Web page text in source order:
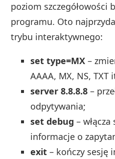
poziom szczegółowości
programu. Oto
trybu interaktywnego:
set type=MX –
AAAA, MX, NS, TXT
server 8.8.8.8 –
odpytywania;
set debug – włącza
informacje o
exit – kończy sesję